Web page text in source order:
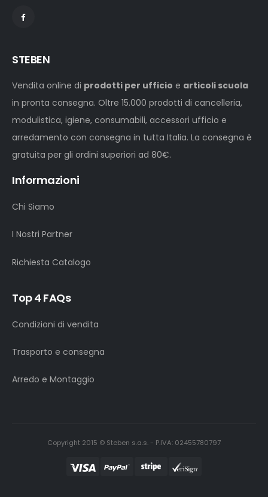
STEBEN
Vendita online di prodotti per ufficio e articoli scuola
in pronta consegna. Oltre 15.000 prodotti di cancelleria,
modulistica, igiene, consumabili, accessori ufficio e
arredamento con consegna in tutta Italia. La consegna è
gratuita per gli ordini superiori ad 80€.
Informazioni
Chi Siamo
I Nostri Partner
Richiesta Catalogo
Top 4 FAQs
Condizioni di vendita
Trasporto e consegna
Arredo e Montaggio
Copyright 2015 © Steben s.a.s. - P.IVA: 02455780797